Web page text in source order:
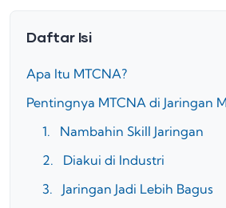
Daftar Isi
Apa Itu MTCNA?
Pentingnya MTCNA di Jaringan
1. Nambahin Skill Jaringan
2. Diakui di Industri
3. Jaringan Jadi Lebih Bagus